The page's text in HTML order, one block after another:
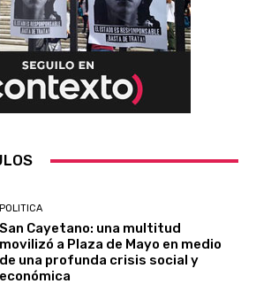
POLITICA
San Cayetano: una multitud
movilizó a Plaza de Mayo en medio
de una profunda crisis social y
económica